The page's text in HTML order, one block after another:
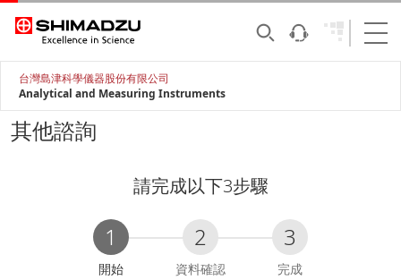
台灣島津科學儀器股份有限公司
Analytical and Measuring Instruments
其他諮詢
請完成以下3步驟
1
C
開始
2
資料確認
3
完成